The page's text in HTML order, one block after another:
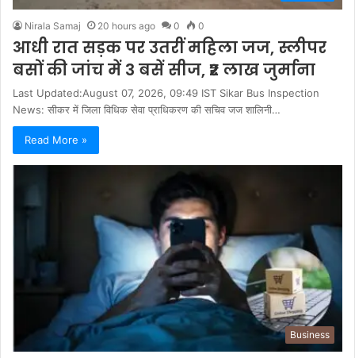
Nirala Samaj 20 hours ago 0 0
आधी रात सड़क पर उतरीं महिला जज, स्लीपर
बसों की जांच में 3 बसें सीज, ₹2 लाख जुर्माना
Last Updated:August 07, 2026, 09:49 IST Sikar Bus Inspection
News: सीकर में जिला विधिक सेवा प्राधिकरण की सचिव जज शालिनी…
Read More »
Business